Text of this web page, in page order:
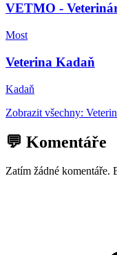
VETMO -
Most
Veterina Kadaň
Kadaň
Zobrazit všechny:
💬 Komentáře
Zatím žádné komentáře.